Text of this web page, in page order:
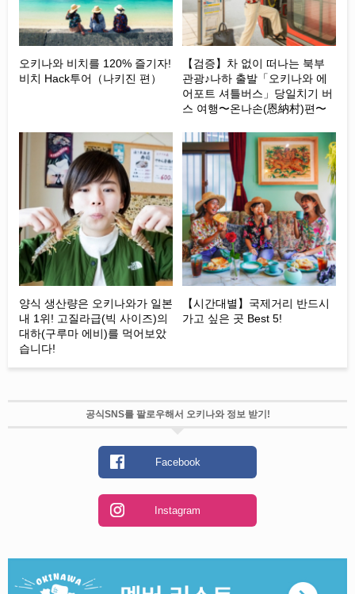
오키나와 비치를 120% 즐기자!
비치 Hack투어（나키진 편）
【검증】차 없이 떠나는 북부
관광♪나하 출발「오키나와 에
어포트 셔틀버스」당일치기 버
스 여행〜온나손(恩納村)편〜
양식 생산량은 오키나와가 일본
내 1위! 고질라급(빅 사이즈)의
대하(구루마 에비)를 먹어보았
습니다!
【시간대별】국제거리 반드시
가고 싶은 곳 Best 5!
공식SNS를 팔로우해서 오키나와 정보 받기!
Facebook
Instagram